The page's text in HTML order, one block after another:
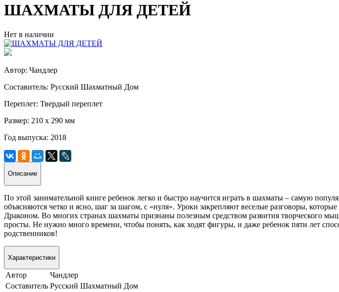
ШАХМАТЫ ДЛЯ ДЕТЕЙ
Нет в наличии
Автор: Чандлер
Составитель: Русский Шахматный Дом
Переплет: Твердый переплет
Размер: 210 х 290 мм
Год выпуска: 2018
Описание
По этой занимательной книге ребенок легко и быстро научится играть в шахматы – самую
объясняются четко и ясно, шаг за шагом, с «нуля». Уроки закрепляют веселые разговоры,
Драконом. Во многих странах шахматы признаны полезным средством развития творческого
просты. Не нужно много времени, чтобы понять, как ходят фигуры, и даже ребенок пяти лет
родственников!
Характеристики
Автор
Чандлер
Составитель Русский Шахматный Дом